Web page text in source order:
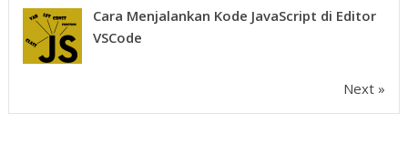
Cara Menjalankan Kode JavaScript di Editor
VSCode
Next »